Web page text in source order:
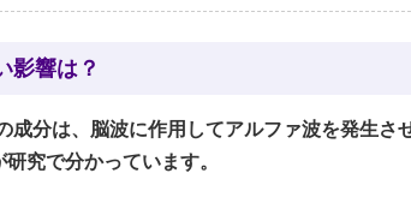
影響は？
分は、脳波に作用してアルファ波を発生
究で分かっています。